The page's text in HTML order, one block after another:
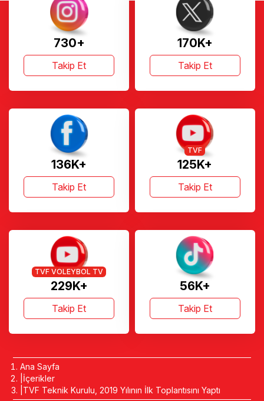
730+
Takip Et
170K+
Takip Et
136K+
Takip Et
125K+
TVF
Takip Et
229K+
TVF VOLEYBOL TV
Takip Et
56K+
Takip Et
Ana Sayfa
İçerikler
TVF Teknik Kurulu, 2019 Yılının İlk Toplantısını Yaptı